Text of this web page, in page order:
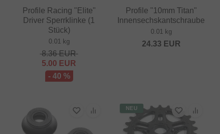
Profile Racing "Elite"
Driver Sperrklinke (1
Stück)
0.01 kg
8.36EUR
5.00 EUR
- 40 %
Profile "10mm Titan"
Innensechskantschraube
0.01 kg
24.33 EUR
NEU